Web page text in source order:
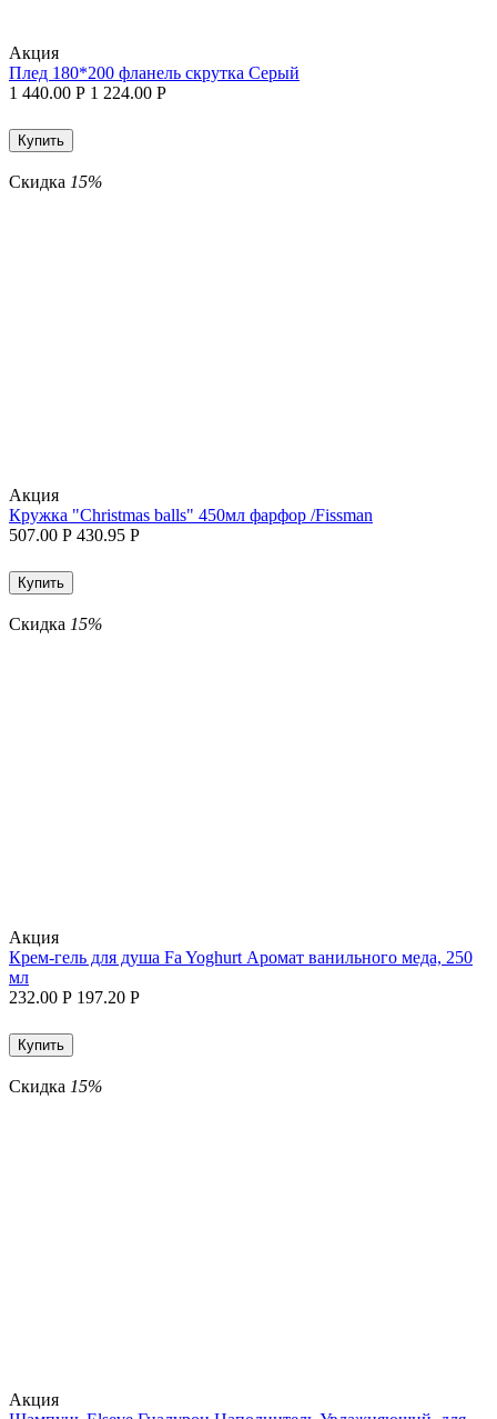
Aкция
Плед 180*200 фланель скрутка Серый
1 440.00 Р 1 224.00 Р
Купить
Скидка 15%
Aкция
Кружка "Christmas balls" 450мл фарфор /Fissman
507.00 Р 430.95 Р
Купить
Скидка 15%
Aкция
Крем-гель для душа Fa Yoghurt Аромат ванильного меда, 250
мл
232.00 Р 197.20 Р
Купить
Скидка 15%
Aкция